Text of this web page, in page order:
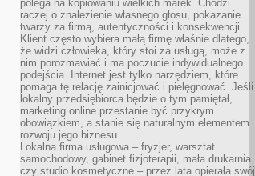
polega na kopiowaniu wielkich marek. Chodzi
raczej o znalezienie własnego głosu, pokazanie
twarzy za firmą, autentyczności i konsekwencji.
Klient często wybiera małą firmę właśnie dlatego,
że widzi człowieka, który stoi za usługą, może z
nim porozmawiać i ma poczucie indywidualnego
podejścia. Internet jest tylko narzędziem, które
pomaga tę relację zainicjować i pielęgnować. Jeśli
lokalny przedsiębiorca będzie o tym pamiętał,
marketing online przestanie być przykrym
obowiązkiem, a stanie się naturalnym elementem
rozwoju jego biznesu.
Lokalna firma usługowa – fryzjer, warsztat
samochodowy, gabinet fizjoterapii, mała drukarnia
czy studio kosmetyczne – przez lata opierała swój